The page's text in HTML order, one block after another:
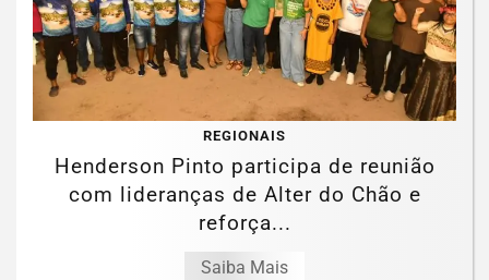
REGIONAIS
Henderson Pinto participa de reunião
com lideranças de Alter do Chão e
reforça...
Saiba Mais